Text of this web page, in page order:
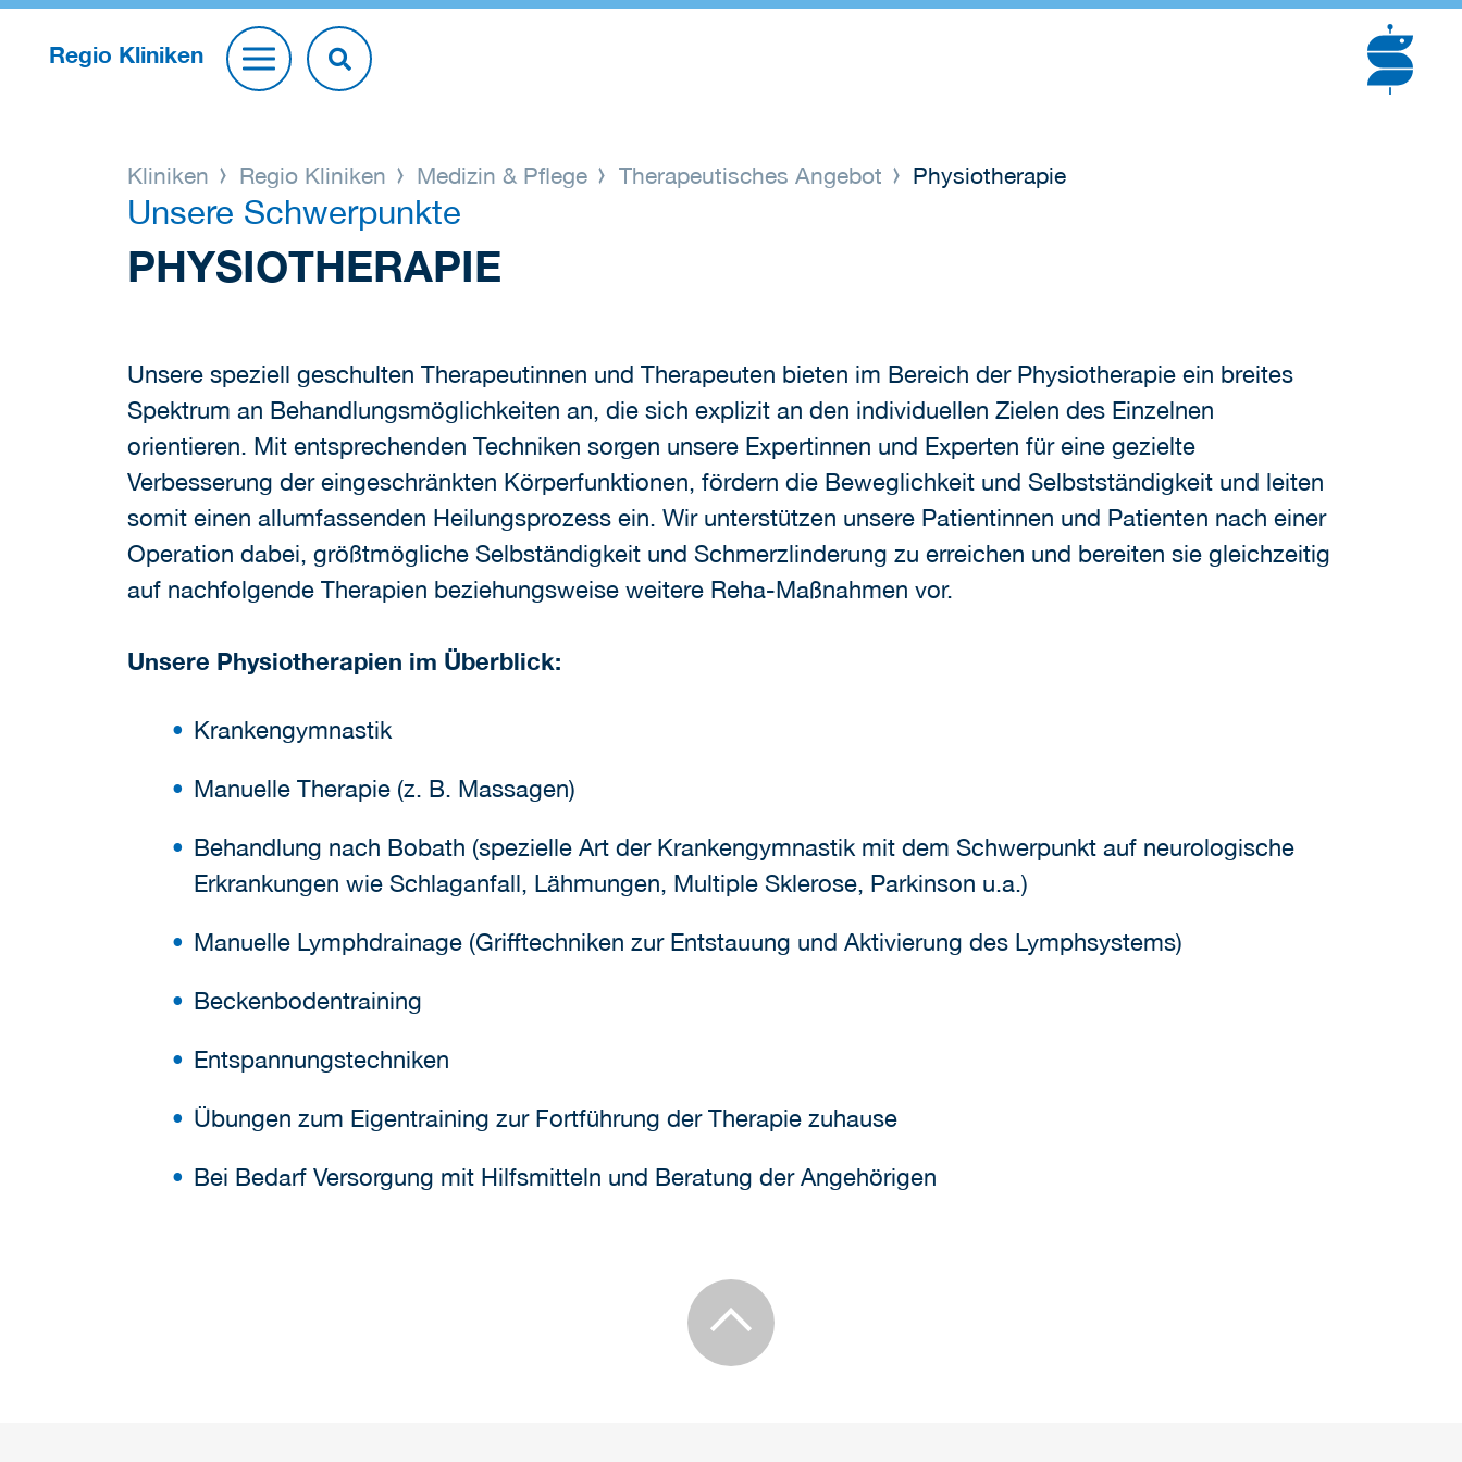
Regio Kliniken
Kliniken Regio Kliniken Medizin & Pflege Therapeutisches Angebot Physiotherapie
Unsere Schwerpunkte
PHYSIOTHERAPIE
Unsere speziell geschulten Therapeutinnen und Therapeuten bieten im Bereich der Physiotherapie ein breites
Spektrum an Behandlungsmöglichkeiten an, die sich explizit an den individuellen Zielen des Einzelnen
orientieren. Mit entsprechenden Techniken sorgen unsere Expertinnen und Experten für eine gezielte
Verbesserung der eingeschränkten Körperfunktionen, fördern die Beweglichkeit und Selbstständigkeit und leiten
somit einen allumfassenden Heilungsprozess ein. Wir unterstützen unsere Patientinnen und Patienten nach einer
Operation dabei, größtmögliche Selbständigkeit und Schmerzlinderung zu erreichen und bereiten sie gleichzeitig
auf nachfolgende Therapien beziehungsweise weitere Reha-Maßnahmen vor.
Unsere Physiotherapien im Überblick:
Krankengymnastik
Manuelle Therapie (z. B. Massagen)
Behandlung nach Bobath (spezielle Art der Krankengymnastik mit dem Schwerpunkt auf neurologische
Erkrankungen wie Schlaganfall, Lähmungen, Multiple Sklerose, Parkinson u.a.)
Manuelle Lymphdrainage (Grifftechniken zur Entstauung und Aktivierung des Lymphsystems)
Beckenbodentraining
Entspannungstechniken
Übungen zum Eigentraining zur Fortführung der Therapie zuhause
Bei Bedarf Versorgung mit Hilfsmitteln und Beratung der Angehörigen